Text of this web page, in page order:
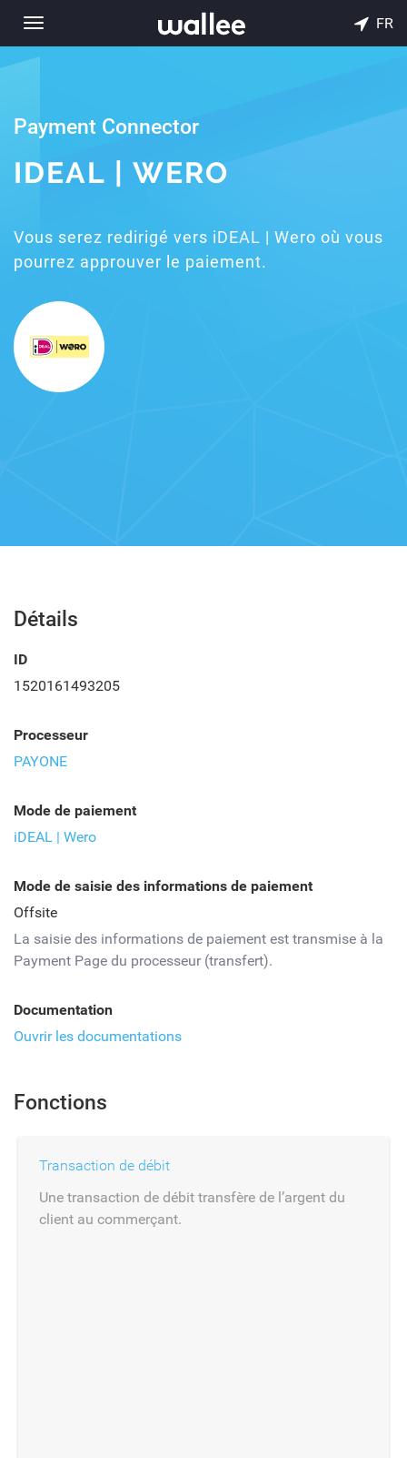
Toggle
navigation
FR
Payment Connector
IDEAL | WERO
Vous serez redirigé vers iDEAL | Wero où vous
pourrez approuver le paiement.
Détails
ID
1520161493205
Processeur
PAYONE
Mode de paiement
iDEAL | Wero
Mode de saisie des informations de paiement
Offsite
La saisie des informations de paiement est transmise à la
Payment Page du processeur (transfert).
Documentation
Ouvrir les documentations
Fonctions
Transaction de débit
Une transaction de débit transfère de l’argent du
client au commerçant.